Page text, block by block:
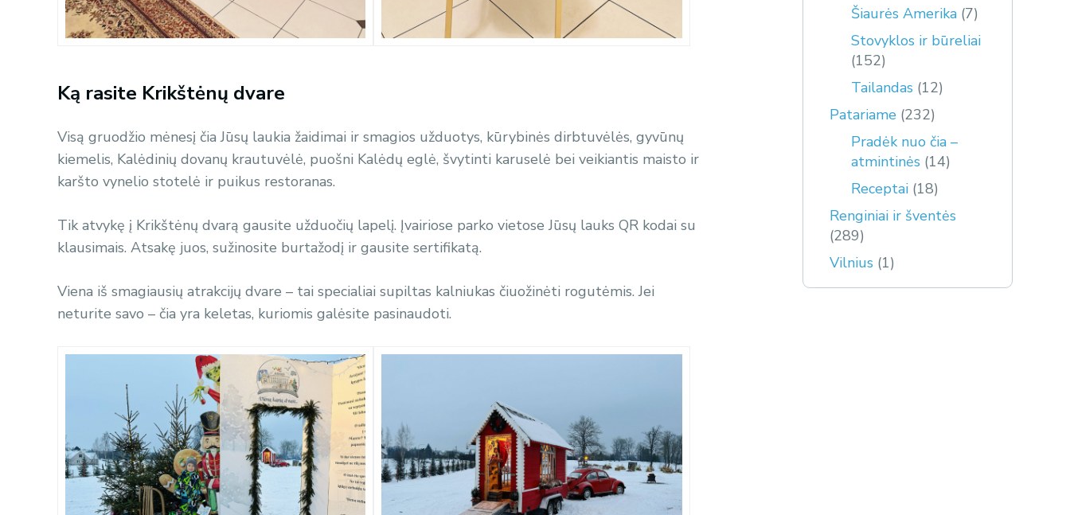
Ką rasite Krikštėnų dvare
Visą gruodžio mėnesį čia Jūsų laukia žaidimai ir smagios užduotys, kūrybinės dirbtuvėlės, gyvūnų
kiemelis, Kalėdinių dovanų krautuvėlė, puošni Kalėdų eglė, švytinti karuselė bei veikiantis maisto ir
karšto vynelio stotelė ir puikus restoranas.
Tik atvykę į Krikštėnų dvarą gausite užduočių lapelį. Įvairiose parko vietose Jūsų lauks QR kodai su
klausimais. Atsakę juos, sužinosite burtažodį ir gausite sertifikatą.
Viena iš smagiausių atrakcijų dvare – tai specialiai supiltas kalniukas čiuožinėti rogutėmis. Jei
neturite savo – čia yra keletas, kuriomis galėsite pasinaudoti.
Šiaurės Amerika (7)
Stovyklos ir būreliai
(152)
Tailandas (12)
Patariame (232)
Pradėk nuo čia –
atmintinės (14)
Receptai (18)
Renginiai ir šventės
(289)
Vilnius (1)